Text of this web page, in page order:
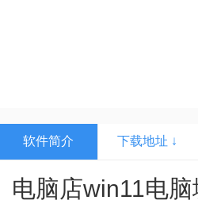
软件简介 下载地址 ↓
电脑店win11电